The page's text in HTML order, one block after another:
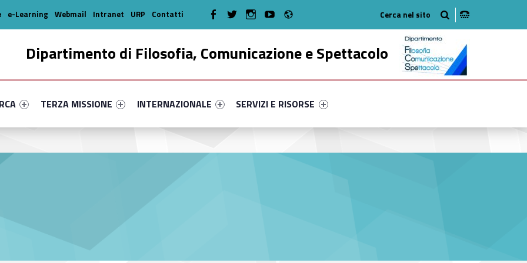
Dipartimento di Filosofia, Comunicazione e Spettacolo
primary-25335-16
#link-menu-primary-5002-35
Link identifier #link-menu-primary-81219-46
TERZA MISSIONE
Link identifier #link-menu-primary-34923-52
INTERNAZIONALE
Link identifier #link-menu-primary-6298-63
SERVIZI E RISORSE
e-Learning Webmail Intranet URP Contatti WebMan on Facebook
WebMan on TwitterWebMan on Instagram
WebMan on Youtube